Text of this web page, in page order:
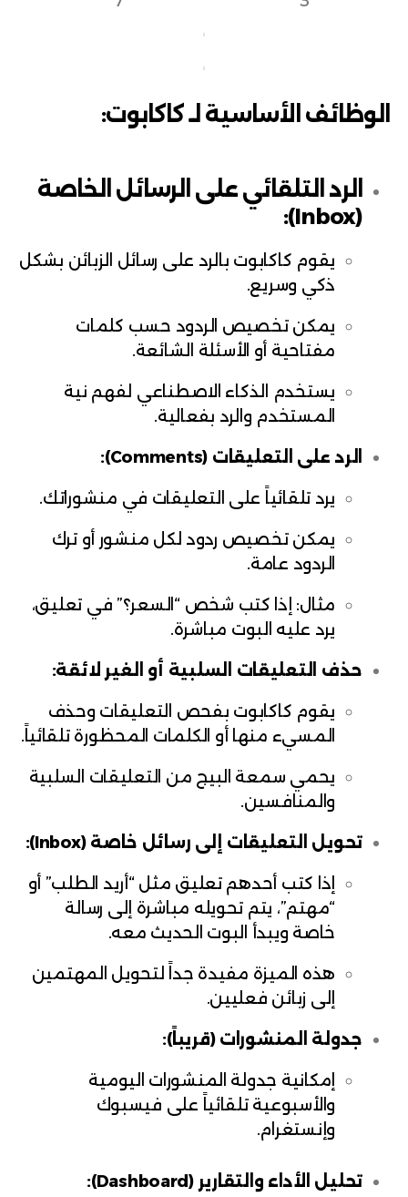
الوظائف الأساسية لـ كاكابوت:
الرد التلقائي على الرسائل الخاصة
(Inbox):
يقوم كاكابوت بالرد على رسائل الزبائن بشكل
ذكي وسريع.
يمكن تخصيص الردود حسب كلمات
مفتاحية أو الأسئلة الشائعة.
يستخدم الذكاء الاصطناعي لفهم نية
المستخدم والرد بفعالية.
الرد على التعليقات (Comments):
يرد تلقائياً على التعليقات في منشوراتك.
يمكن تخصيص ردود لكل منشور أو ترك
الردود عامة.
مثال: إذا كتب شخص “السعر؟” في تعليق،
يرد عليه البوت مباشرة.
حذف التعليقات السلبية أو الغير لائقة:
يقوم كاكابوت بفحص التعليقات وحذف
المسيء منها أو الكلمات المحظورة تلقائياً.
يحمي سمعة البيج من التعليقات السلبية
والمنافسين.
تحويل التعليقات إلى رسائل خاصة (Inbox):
إذا كتب أحدهم تعليق مثل “أريد الطلب” أو
“مهتم”، يتم تحويله مباشرة إلى رسالة
خاصة ويبدأ البوت الحديث معه.
هذه الميزة مفيدة جداً لتحويل المهتمين
إلى زبائن فعليين.
جدولة المنشورات (قريباً):
إمكانية جدولة المنشورات اليومية
والأسبوعية تلقائياً على فيسبوك
وإنستغرام.
تحليل الأداء والتقارير (Dashboard):